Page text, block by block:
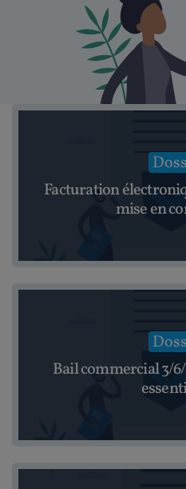
Facturation
mise en
Bail commercial 3/